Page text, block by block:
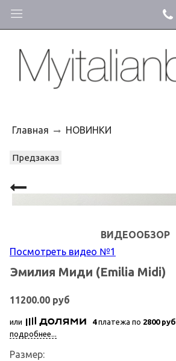
Главная НОВИНКИ
Предзаказ
ВИДЕООБЗОР
Посмотреть видео №1
Эмилия Миди (Emilia Midi)
11200.00 руб
или 4платежа по 2800 руб
подробнее...
Размер: